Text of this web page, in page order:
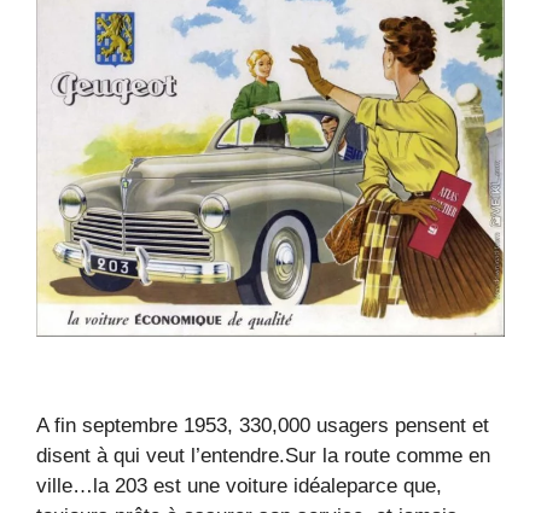
A fin septembre 1953, 330,000 usagers pensent et
disent à qui veut l’entendre.Sur la route comme en
ville…la 203 est une voiture idéaleparce que,